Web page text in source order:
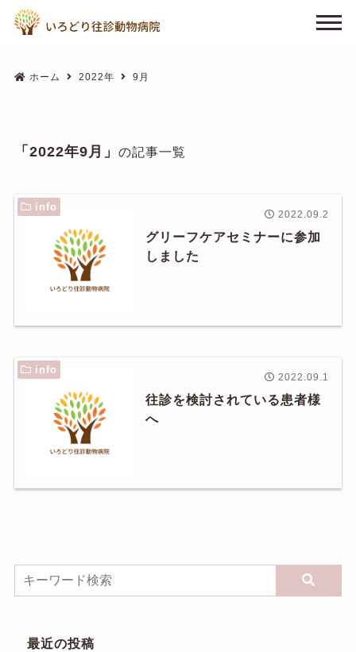
ホーム 2022年 9月
「2022年9月」 の記事一覧
2022.09.2
グリーフケアセミナーに参加
しました
info
2022.09.1
往診を検討されている患者様
へ
info
最近の投稿